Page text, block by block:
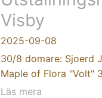
Visby
2025-09-08
30/8 domare: Sjoerd
Maple of Flora "Volt"
Läs mera